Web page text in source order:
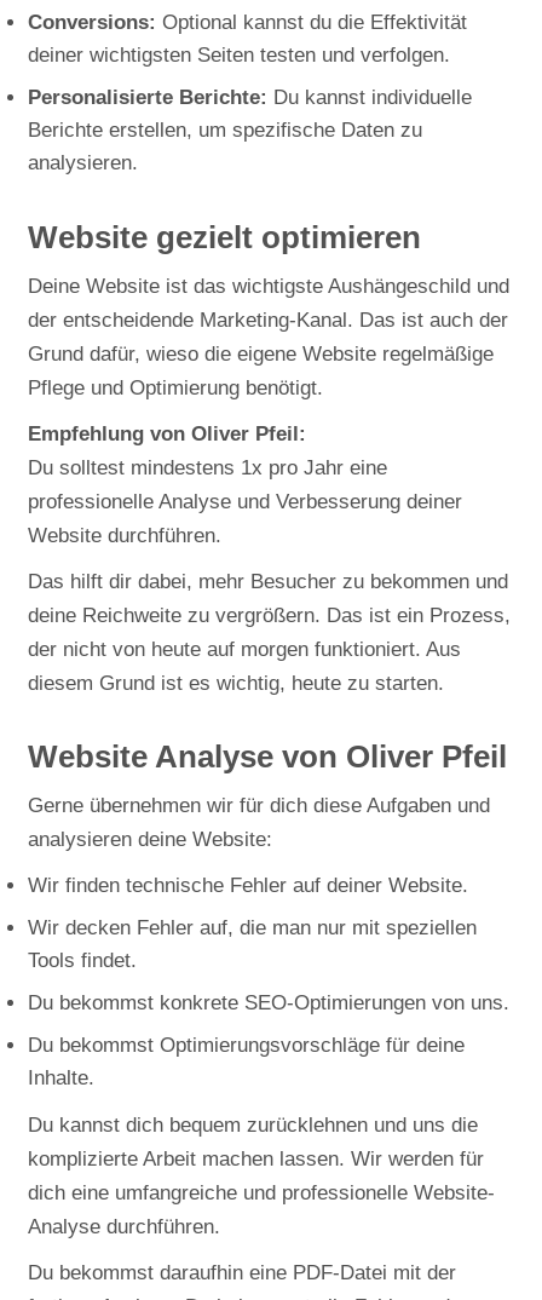
Conversions: Optional kannst du die Effektivität
deiner wichtigsten Seiten testen und verfolgen.
Personalisierte Berichte: Du kannst individuelle
Berichte erstellen, um spezifische Daten zu
analysieren.
Website gezielt optimieren
Deine Website ist das wichtigste Aushängeschild und
der entscheidende Marketing-Kanal. Das ist auch der
Grund dafür, wieso die eigene Website regelmäßige
Pflege und Optimierung benötigt.
Empfehlung von Oliver Pfeil:
Du solltest mindestens 1x pro Jahr eine
professionelle Analyse und Verbesserung deiner
Website durchführen.
Das hilft dir dabei, mehr Besucher zu bekommen und
deine Reichweite zu vergrößern. Das ist ein Prozess,
der nicht von heute auf morgen funktioniert. Aus
diesem Grund ist es wichtig, heute zu starten.
Website Analyse von Oliver Pfeil
Gerne übernehmen wir für dich diese Aufgaben und
analysieren deine Website:
Wir finden technische Fehler auf deiner Website.
Wir decken Fehler auf, die man nur mit speziellen
Tools findet.
Du bekommst konkrete SEO-Optimierungen von uns.
Du bekommst Optimierungsvorschläge für deine
Inhalte.
Du kannst dich bequem zurücklehnen und uns die
komplizierte Arbeit machen lassen. Wir werden für
dich eine umfangreiche und professionelle Website-
Analyse durchführen.
Du bekommst daraufhin eine PDF-Datei mit der